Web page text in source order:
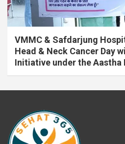
VMMC & Safdarjung
Head & Neck Cancer Day
Initiative under the Aastha